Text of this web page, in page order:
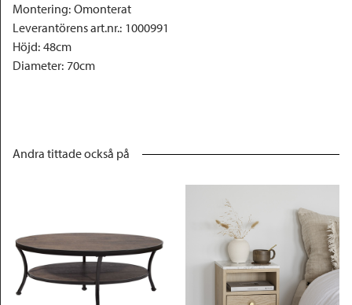
Montering: Omonterat
Leverantörens art.nr.: 1000991
Höjd: 48cm
Diameter: 70cm
Andra tittade också på